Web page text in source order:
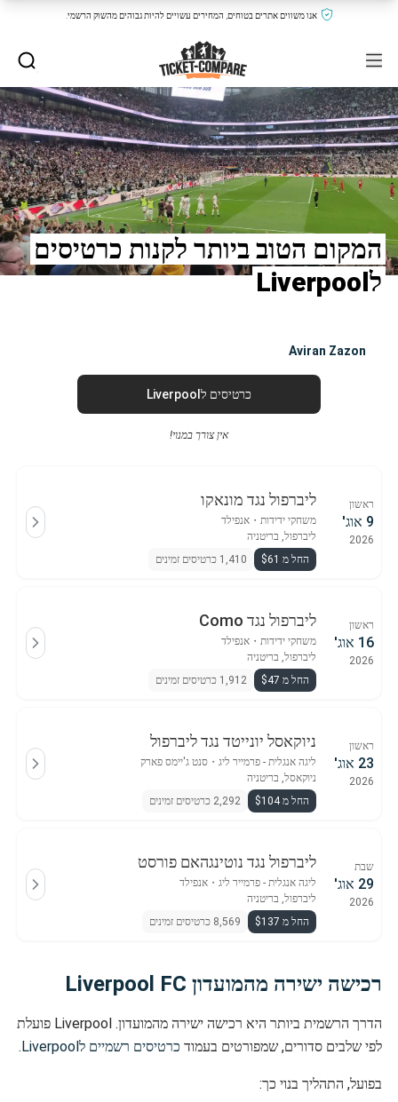
אנו משווים אתרים בטוחים, המחירים עשויים להיות גבוהים מהשוק הרשמי.
המקום הטוב ביותר לקנות כרטיסים
לLiverpool
Aviran Zazon
כרטיסים לLiverpool
אין צורך במנוי!
ראשון
9 אוג'
2026
ליברפול נגד מונאקו
משחקי ידידות ・ אנפילד
ליברפול, בריטניה
החל מ $61
1,410 כרטיסים זמינים
ראשון
16 אוג'
2026
ליברפול נגד Como
משחקי ידידות ・ אנפילד
ליברפול, בריטניה
החל מ $47
1,912 כרטיסים זמינים
ראשון
23 אוג'
2026
ניוקאסל יונייטד נגד ליברפול
ליגה אנגלית - פרמייר ליג ・ סנט ג'יימס פארק
ניוקאסל, בריטניה
החל מ $104
2,292 כרטיסים זמינים
שבת
29 אוג'
2026
ליברפול נגד נוטינגהאם פורסט
ליגה אנגלית - פרמייר ליג ・ אנפילד
ליברפול, בריטניה
החל מ $137
8,569 כרטיסים זמינים
רכישה ישירה מהמועדון Liverpool FC
הדרך הרשמית ביותר היא רכישה ישירה מהמועדון. Liverpool פועלת
לפי שלבים סדורים, שמפורטים בעמוד כרטיסים רשמיים לLiverpool .
בפועל, התהליך בנוי כך: